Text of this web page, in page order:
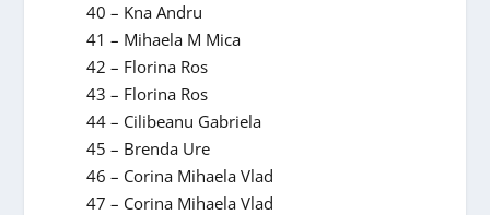
40 – Kna Andru
41 – Mihaela M Mica
42 – Florina Ros
43 – Florina Ros
44 – Cilibeanu Gabriela
45 – Brenda Ure
46 – Corina Mihaela Vlad
47 – Corina Mihaela Vlad